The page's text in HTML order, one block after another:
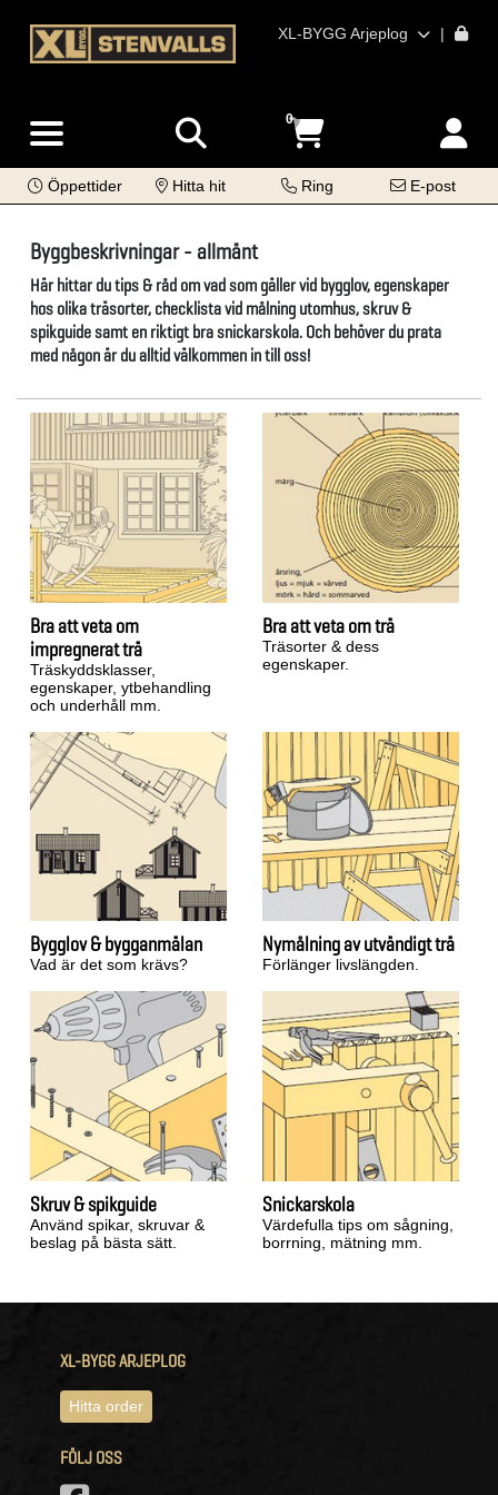
XL-BYGG Arjeplog |
0
Öppettider Hitta hit Ring E-post
Byggbeskrivningar - allmänt
Här hittar du tips & råd om vad som gäller vid bygglov, egenskaper
hos olika träsorter, checklista vid målning utomhus, skruv &
spikguide samt en riktigt bra snickarskola. Och behöver du prata
med någon är du alltid välkommen in till oss!
Bra att veta om
impregnerat trä
Träskyddsklasser,
egenskaper, ytbehandling
och underhåll mm.
Bra att veta om trä
Träsorter & dess
egenskaper.
Bygglov & bygganmälan
Vad är det som krävs?
Nymålning av utvändigt trä
Förlänger livslängden.
Skruv & spikguide
Använd spikar, skruvar &
beslag på bästa sätt.
Snickarskola
Värdefulla tips om sågning,
borrning, mätning mm.
XL-BYGG ARJEPLOG
Hitta order
FÖLJ OSS